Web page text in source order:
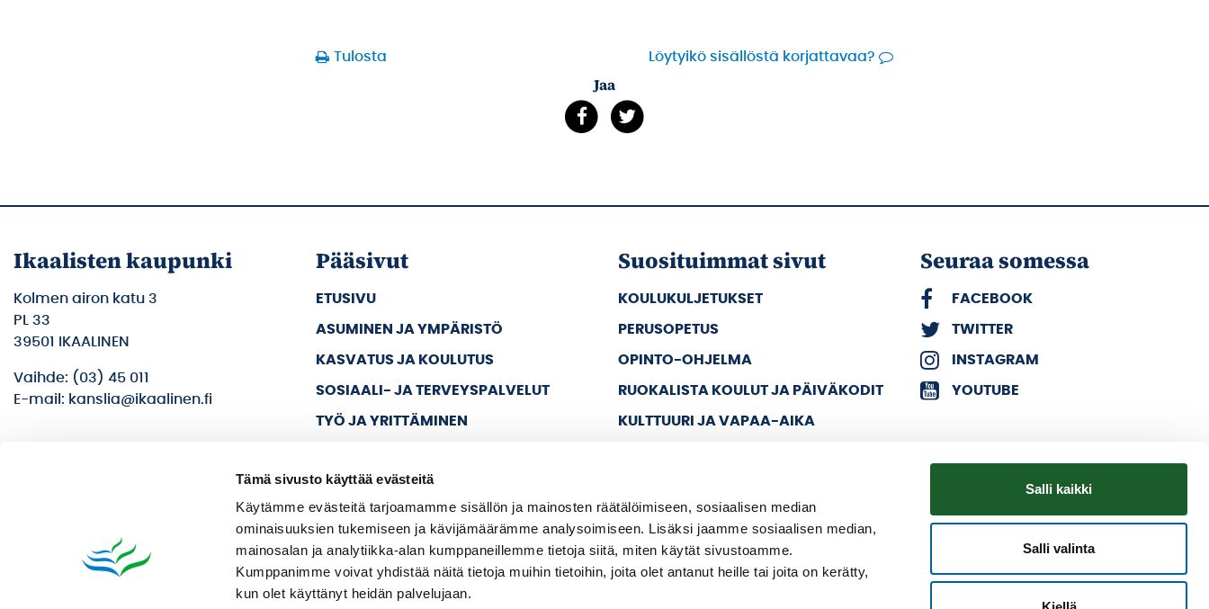
Tämä sivusto käyttää evästeitä
Käytämme evästeitä tarjoamamme sisällön ja mainosten räätälöimiseen, sosiaalisen median
ominaisuuksien tukemiseen ja kävijämäärämme analysoimiseen. Lisäksi jaamme sosiaalisen median,
mainosalan ja analytiikka-alan kumppaneillemme tietoja siitä, miten käytät sivustoamme.
Kumppanimme voivat yhdistää näitä tietoja muihin tietoihin, joita olet antanut heille tai joita on kerätty,
kun olet käyttänyt heidän palvelujaan.
Salli kaikki
Salli valinta
Tulosta Löytyikö sisällöstä korjattavaa?
Jaa
Ikaalisten kaupunki
Kolmen airon katu 3
PL 33
39501 IKAALINEN
Vaihde: (03) 45 011
E-mail: kanslia@ikaalinen.fi
Pääsivut
ETUSIVU
ASUMINEN JA YMPÄRISTÖ
KASVATUS JA KOULUTUS
SOSIAALI- JA TERVEYSPALVELUT
TYÖ JA YRITTÄMINEN
KAUPUNKI JA HALLINTO
Suosituimmat sivut
KOULUKULJETUKSET
PERUSOPETUS
OPINTO-OHJELMA
RUOKALISTA KOULUT JA PÄIVÄKODIT
KULTTUURI JA VAPAA-AIKA
Seuraa somessa
FACEBOOK
TWITTER
INSTAGRAM
YOUTUBE